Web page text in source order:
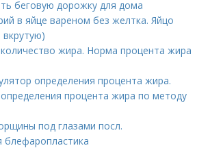
беговую дорожку для дома
в яйце вареном без желтка. Яйцо
вкрутую)
жира. Норма процента жира
определения процента жира.
процента жира по методу
под глазами посл.
блефаропластика